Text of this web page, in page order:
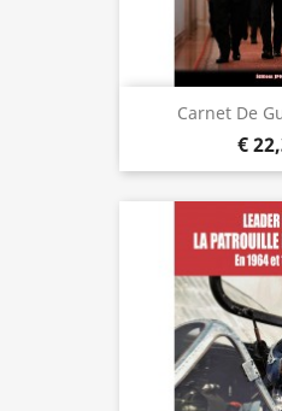
Carnet De
€